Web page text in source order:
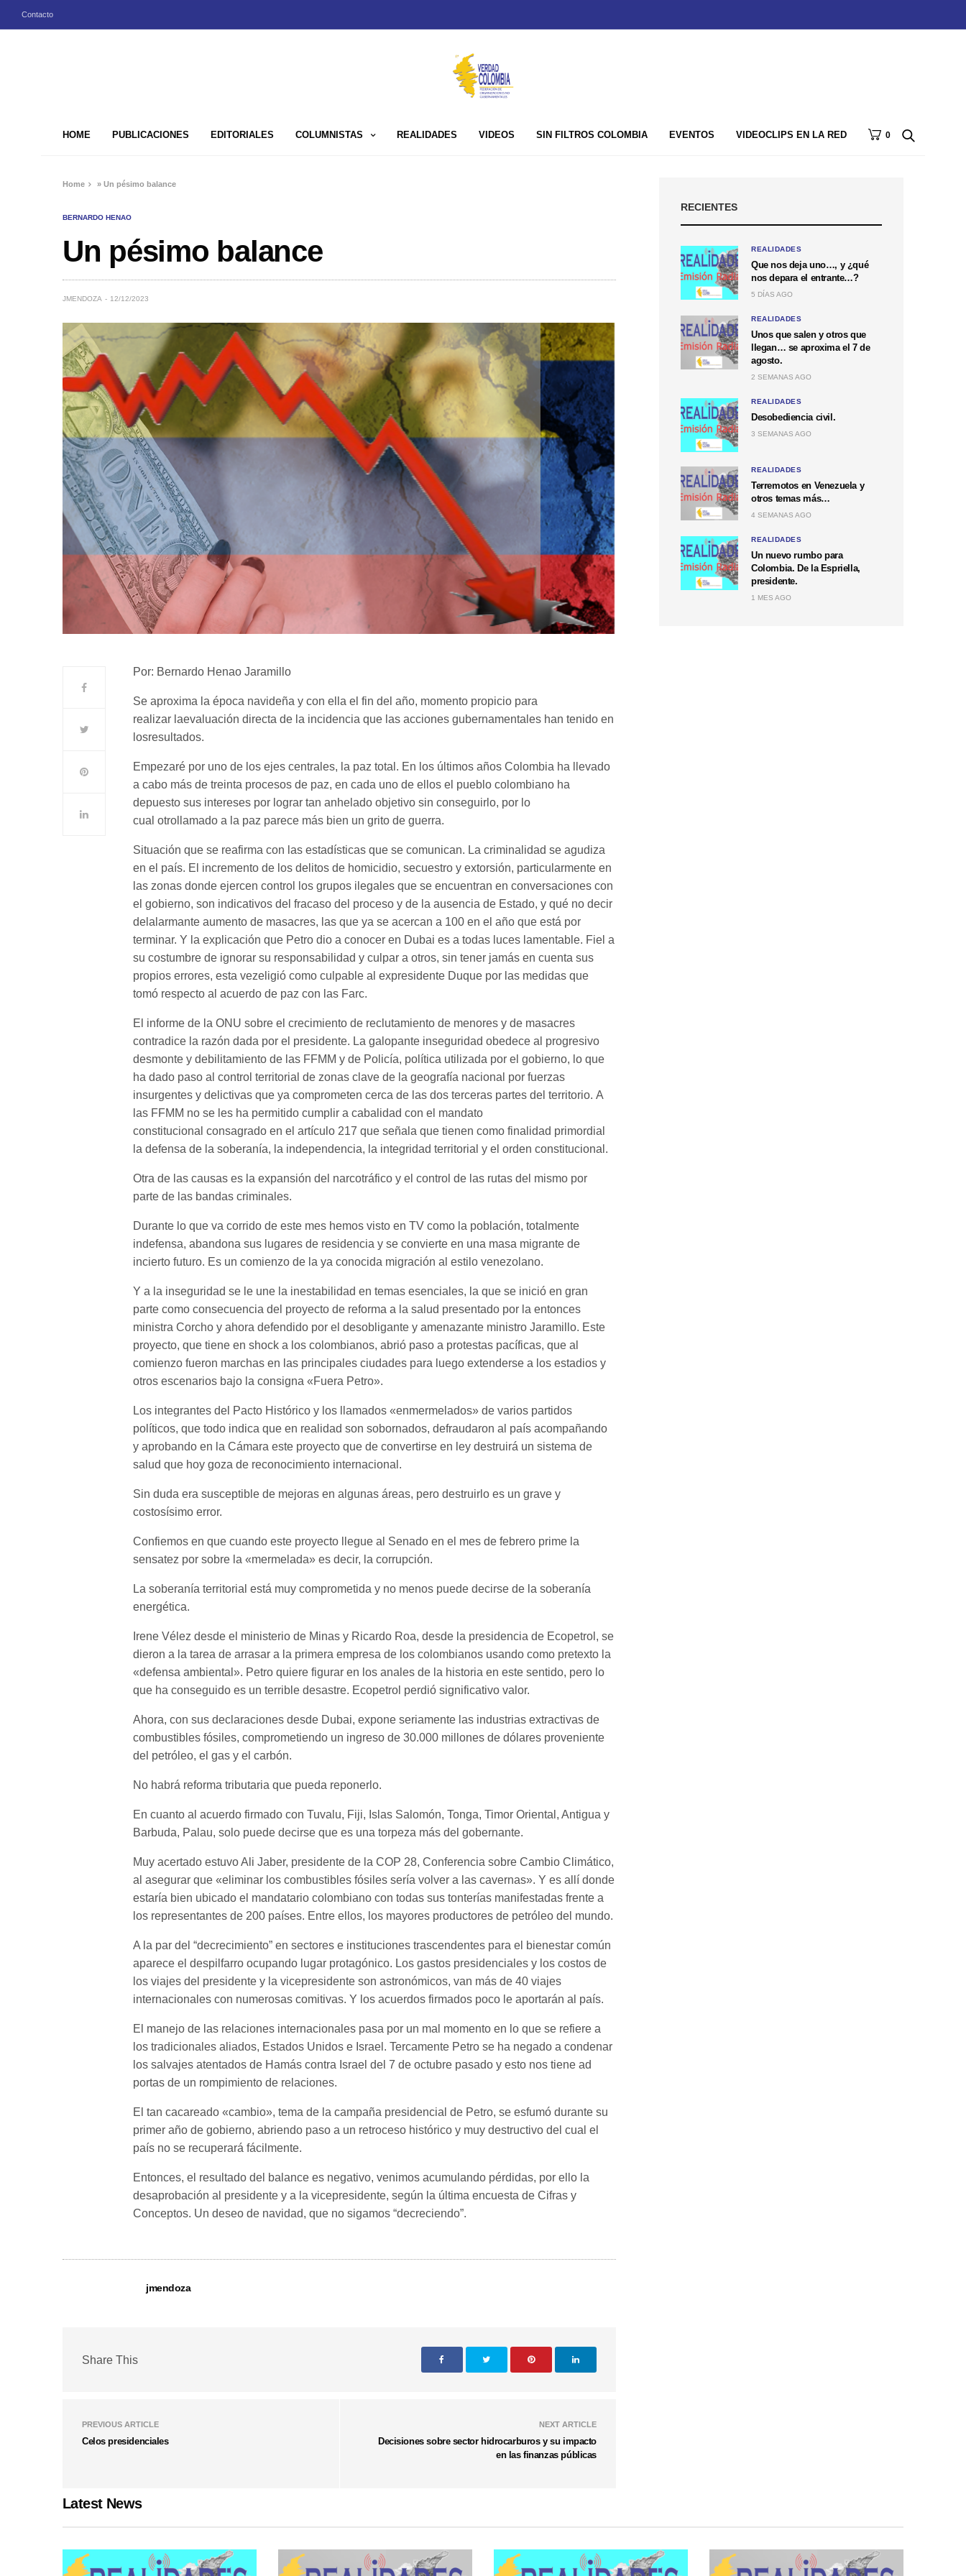
Contacto
HOME PUBLICACIONES EDITORIALES COLUMNISTAS REALIDADES VIDEOS SIN FILTROS COLOMBIA EVENTOS VIDEOCLIPS EN LA RED 0
Home »Un pésimo balance
BERNARDO HENAO
Un pésimo balance
JMENDOZA 12/12/2023
Por: Bernardo Henao Jaramillo
Se aproxima la época navideña y con ella el fin del año, momento propicio para
realizar laevaluación directa de la incidencia que las acciones gubernamentales han tenido en
losresultados.
Empezaré por uno de los ejes centrales, la paz total. En los últimos años Colombia ha llevado
a cabo más de treinta procesos de paz, en cada uno de ellos el pueblo colombiano ha
depuesto sus intereses por lograr tan anhelado objetivo sin conseguirlo, por lo
cual otrollamado a la paz parece más bien un grito de guerra.
Situación que se reafirma con las estadísticas que se comunican. La criminalidad se agudiza
en el país. El incremento de los delitos de homicidio, secuestro y extorsión, particularmente en
las zonas donde ejercen control los grupos ilegales que se encuentran en conversaciones con
el gobierno, son indicativos del fracaso del proceso y de la ausencia de Estado, y qué no decir
delalarmante aumento de masacres, las que ya se acercan a 100 en el año que está por
terminar. Y la explicación que Petro dio a conocer en Dubai es a todas luces lamentable. Fiel a
su costumbre de ignorar su responsabilidad y culpar a otros, sin tener jamás en cuenta sus
propios errores, esta vezeligió como culpable al expresidente Duque por las medidas que
tomó respecto al acuerdo de paz con las Farc.
El informe de la ONU sobre el crecimiento de reclutamiento de menores y de masacres
contradice la razón dada por el presidente. La galopante inseguridad obedece al progresivo
desmonte y debilitamiento de las FFMM y de Policía, política utilizada por el gobierno, lo que
ha dado paso al control territorial de zonas clave de la geografía nacional por fuerzas
insurgentes y delictivas que ya comprometen cerca de las dos terceras partes del territorio. A
las FFMM no se les ha permitido cumplir a cabalidad con el mandato
constitucional consagrado en el artículo 217 que señala que tienen como finalidad primordial
la defensa de la soberanía, la independencia, la integridad territorial y el orden constitucional.
Otra de las causas es la expansión del narcotráfico y el control de las rutas del mismo por
parte de las bandas criminales.
Durante lo que va corrido de este mes hemos visto en TV como la población, totalmente
indefensa, abandona sus lugares de residencia y se convierte en una masa migrante de
incierto futuro. Es un comienzo de la ya conocida migración al estilo venezolano.
Y a la inseguridad se le une la inestabilidad en temas esenciales, la que se inició en gran
parte como consecuencia del proyecto de reforma a la salud presentado por la entonces
ministra Corcho y ahora defendido por el desobligante y amenazante ministro Jaramillo. Este
proyecto, que tiene en shock a los colombianos, abrió paso a protestas pacíficas, que al
comienzo fueron marchas en las principales ciudades para luego extenderse a los estadios y
otros escenarios bajo la consigna «Fuera Petro».
Los integrantes del Pacto Histórico y los llamados «enmermelados» de varios partidos
políticos, que todo indica que en realidad son sobornados, defraudaron al país acompañando
y aprobando en la Cámara este proyecto que de convertirse en ley destruirá un sistema de
salud que hoy goza de reconocimiento internacional.
Sin duda era susceptible de mejoras en algunas áreas, pero destruirlo es un grave y
costosísimo error.
Confiemos en que cuando este proyecto llegue al Senado en el mes de febrero prime la
sensatez por sobre la «mermelada» es decir, la corrupción.
La soberanía territorial está muy comprometida y no menos puede decirse de la soberanía
energética.
Irene Vélez desde el ministerio de Minas y Ricardo Roa, desde la presidencia de Ecopetrol, se
dieron a la tarea de arrasar a la primera empresa de los colombianos usando como pretexto la
«defensa ambiental». Petro quiere figurar en los anales de la historia en este sentido, pero lo
que ha conseguido es un terrible desastre. Ecopetrol perdió significativo valor.
Ahora, con sus declaraciones desde Dubai, expone seriamente las industrias extractivas de
combustibles fósiles, comprometiendo un ingreso de 30.000 millones de dólares proveniente
del petróleo, el gas y el carbón.
No habrá reforma tributaria que pueda reponerlo.
En cuanto al acuerdo firmado con Tuvalu, Fiji, Islas Salomón, Tonga, Timor Oriental, Antigua y
Barbuda, Palau, solo puede decirse que es una torpeza más del gobernante.
Muy acertado estuvo Ali Jaber, presidente de la COP 28, Conferencia sobre Cambio Climático,
al asegurar que «eliminar los combustibles fósiles sería volver a las cavernas». Y es allí donde
estaría bien ubicado el mandatario colombiano con todas sus tonterías manifestadas frente a
los representantes de 200 países. Entre ellos, los mayores productores de petróleo del mundo.
A la par del “decrecimiento” en sectores e instituciones trascendentes para el bienestar común
aparece el despilfarro ocupando lugar protagónico. Los gastos presidenciales y los costos de
los viajes del presidente y la vicepresidente son astronómicos, van más de 40 viajes
internacionales con numerosas comitivas. Y los acuerdos firmados poco le aportarán al país.
El manejo de las relaciones internacionales pasa por un mal momento en lo que se refiere a
los tradicionales aliados, Estados Unidos e Israel. Tercamente Petro se ha negado a condenar
los salvajes atentados de Hamás contra Israel del 7 de octubre pasado y esto nos tiene ad
portas de un rompimiento de relaciones.
El tan cacareado «cambio», tema de la campaña presidencial de Petro, se esfumó durante su
primer año de gobierno, abriendo paso a un retroceso histórico y muy destructivo del cual el
país no se recuperará fácilmente.
Entonces, el resultado del balance es negativo, venimos acumulando pérdidas, por ello la
desaprobación al presidente y a la vicepresidente, según la última encuesta de Cifras y
Conceptos. Un deseo de navidad, que no sigamos “decreciendo”.
jmendoza
Share This
PREVIOUS ARTICLE
Celos presidenciales
NEXT ARTICLE
Decisiones sobre sector hidrocarburos y su impacto
en las finanzas públicas
RECIENTES
REALIDADES
Que nos deja uno…, y ¿qué
nos depara el entrante…?
5 DÍAS AGO
REALIDADES
Unos que salen y otros que
llegan… se aproxima el 7 de
agosto.
2 SEMANAS AGO
REALIDADES
Desobediencia civil.
3 SEMANAS AGO
REALIDADES
Terremotos en Venezuela y
otros temas más…
4 SEMANAS AGO
REALIDADES
Un nuevo rumbo para
Colombia. De la Espriella,
presidente.
1 MES AGO
Latest News